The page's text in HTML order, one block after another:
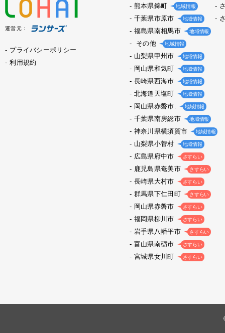
運営元：
プライバシーポリシー
利用規約
熊本県錦町 地域情報
千葉県市原市 地域情報
福島県南相馬市 地域情報
その他 地域情報
山梨県甲州市 地域情報
岡山県和気町 地域情報
長崎県西海市 地域情報
北海道天塩町 地域情報
岡山県赤磐市. 地域情報
千葉県南房総市 地域情報
神奈川県横須賀市 地域情報
山梨県小菅村 地域情報
広島県府中市 さすらい
鹿児島県奄美市 さすらい
長崎県大村市 さすらい
群馬県下仁田町 さすらい
岡山県赤磐市 さすらい
福岡県柳川市 さすらい
岩手県八幡平市 さすらい
富山県南砺市 さすらい
宮城県女川町 さすらい